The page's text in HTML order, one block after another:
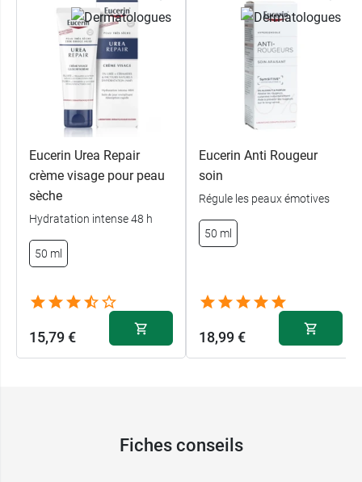
Eucerin Urea Repair
crème visage pour peau
sèche
Hydratation intense 48 h
50 ml
15,79 €
Eucerin Anti Rougeur
soin
Régule les peaux émotives
50 ml
18,99 €
Fiches conseils